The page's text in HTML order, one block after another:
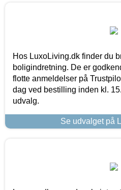
Hos LuxoLiving.dk finder du
boligindretning. De er
flotte anmeldelser på
dag ved bestilling inden kl.
udvalg.
Se udvalget på